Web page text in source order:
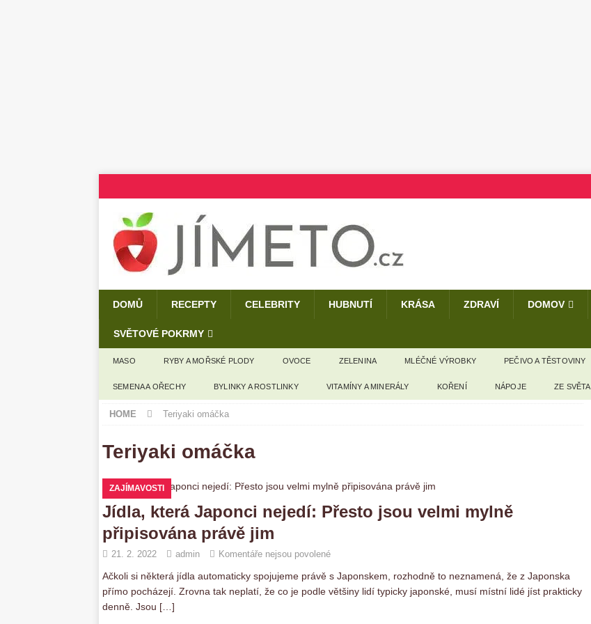
DOMŮ RECEPTY CELEBRITY HUBNUTÍ KRÁSA ZDRAVÍ DOMOV
SVĚTOVÉ POKRMY
MASO RYBY A MOŘSKÉ PLODY OVOCE ZELENINA MLÉČNÉ VÝROBKY PEČIVO A TĚSTOVINY
SEMENA A OŘECHY BYLINKY A ROSTLINKY VITAMÍNY A MINERÁLY KOŘENÍ NÁPOJE ZE SVĚTA
HOME Teriyaki omáčka
Teriyaki omáčka
ZAJÍMAVOSTI
Jídla, která Japonci nejedí: Přesto jsou velmi mylně
připisována právě jim
21. 2. 2022 admin Komentáře nejsou povolené
Ačkoli si některá jídla automaticky spojujeme právě s Japonskem, rozhodně to neznamená, že z Japonska
přímo pocházejí. Zrovna tak neplatí, že co je podle většiny lidí typicky japonské, musí místní lidé jíst prakticky
denně. Jsou […]